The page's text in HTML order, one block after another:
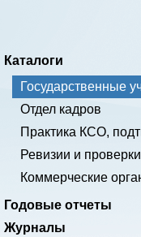
Каталоги
Государственные
Отдел кадров
Практика КСО,
Ревизии и проверки
Коммерческие
Годовые отчеты
Журналы